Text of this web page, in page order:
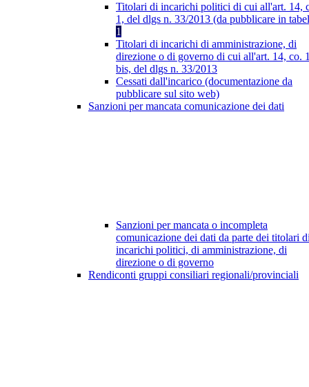
Titolari di incarichi politici di cui all'art. 14,
1, del dlgs n. 33/2013 (da pubblicare in
1
Titolari di incarichi di amministrazione, di
direzione o di governo di cui all'art. 14, co.
bis, del dlgs n. 33/2013
Cessati dall'incarico (documentazione da
pubblicare sul sito web)
Sanzioni per mancata comunicazione dei dati
Sanzioni per mancata o incompleta
comunicazione dei dati da parte dei titolari
incarichi politici, di amministrazione, di
direzione o di governo
Rendiconti gruppi consiliari regionali/provinciali